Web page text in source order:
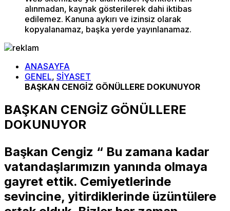
alınmadan, kaynak gösterilerek dahi iktibas
edilemez. Kanuna aykırı ve izinsiz olarak
kopyalanamaz, başka yerde yayınlanamaz.
ANASAYFA
GENEL, SİYASET
BAŞKAN CENGİZ GÖNÜLLERE DOKUNUYOR
BAŞKAN CENGİZ GÖNÜLLERE
DOKUNUYOR
Başkan Cengiz “ Bu zamana kadar
vatandaşlarımızın yanında olmaya
gayret ettik. Cemiyetlerinde
sevincine, yitirdiklerinde üzüntülere